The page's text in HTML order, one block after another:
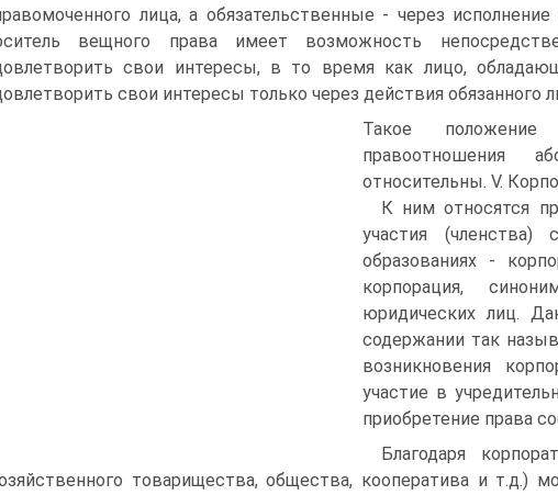
лица, а обязательственные - через
вещного права имеет возможность
свои интересы, в то время как лицо,
свои интересы только через действия обязанного
Такое
правоотношения
относительны. V.
К ним относятся
участия (членства)
образованиях -
корпорация,
юридических лиц.
содержании так
возникновения
участие в
приобретение права
Благодаря
товарищества, общества, кооператива и т.д.)